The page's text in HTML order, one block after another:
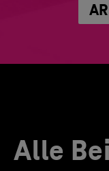
Alle